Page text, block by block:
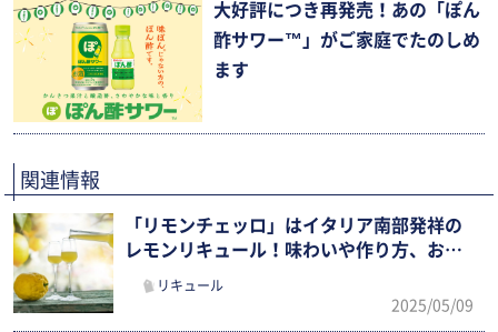
大好評につき再発売！あの「ぽん
酢サワー™」がご家庭でたのしめ
ます
関連情報
「リモンチェッロ」はイタリア南部発祥の
レモンリキュール！味わいや作り方、おい
しい飲み方まで紹介
リキュール
2025/05/09